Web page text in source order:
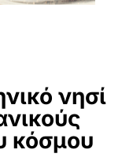
νησί
κόσμου